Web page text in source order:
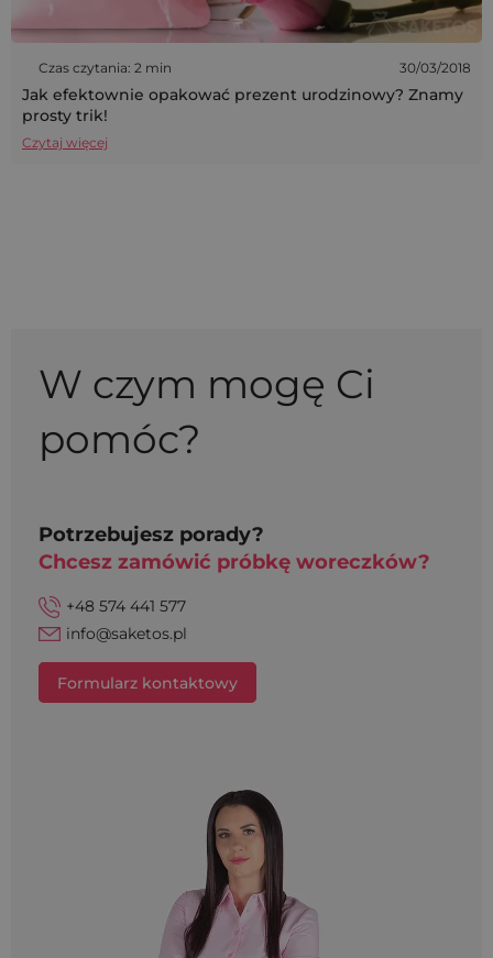
Czas czytania: 2 min 30/03/2018
Jak efektownie opakować prezent urodzinowy? Znamy
prosty trik!
Czytaj więcej
W czym mogę Ci
pomóc?
Potrzebujesz porady?
Chcesz zamówić próbkę woreczków?
+48 574 441 577
info@saketos.pl
Formularz kontaktowy